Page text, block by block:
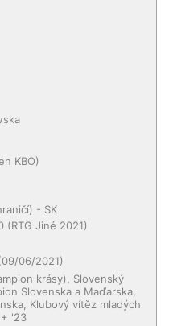
KBO)
- SK
(RTG Jiné 2021)
06/2021)
krásy), Slovenský
Slovenska a Maďarska,
Klubový vítěz mladých
'23